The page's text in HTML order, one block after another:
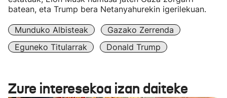
batean, eta Trump bera Netanyahurekin igerilekuan.
Munduko Albisteak
Gazako Zerrenda
Eguneko Titularrak
Donald Trump
Zure interesekoa izan daiteke